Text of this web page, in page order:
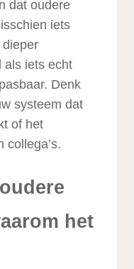
dat oudere
iets
als iets echt
Denk
systeem dat
of het
collega’s.
het